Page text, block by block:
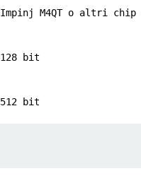
Impinj M4QT o altri chip
128 bit
512 bit